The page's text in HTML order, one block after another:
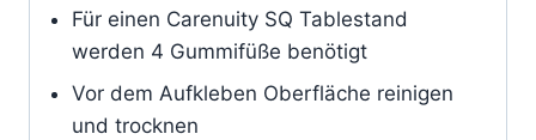
Für einen Carenuity SQ Tablestand
werden 4 Gummifüße benötigt
Vor dem Aufkleben Oberfläche reinigen
und trocknen